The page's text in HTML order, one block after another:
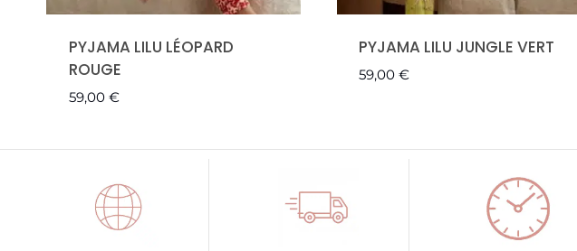
PYJAMA LILU LÉOPARD
ROUGE
59,00 €
PYJAMA LILU JUNGLE VERT
59,00 €